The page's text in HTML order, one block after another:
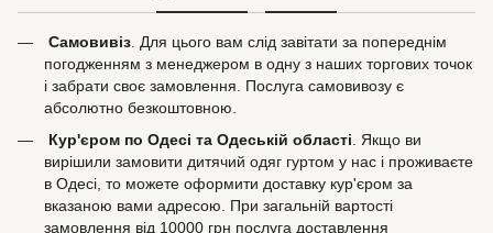
Самовивіз. Для цього вам слід завітати за попереднім
погодженням з менеджером в одну з наших торгових точок
і забрати своє замовлення. Послуга самовивозу є
абсолютно безкоштовною.
Кур'єром по Одесі та Одеській області . Якщо ви
вирішили замовити дитячий одяг гуртом у нас і проживаєте
в Одесі, то можете оформити доставку кур'єром за
вказаною вами адресою. При загальній вартості
замовлення від 10000 грн послуга доставлення